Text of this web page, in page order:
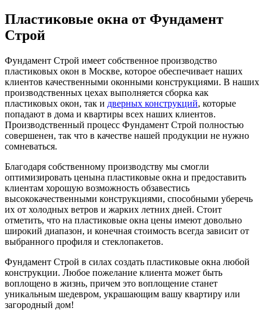
Пластиковые окна от Фундамент
Строй
Фундамент Строй имеет собственное производство
пластиковых окон в Москве, которое обеспечивает наших
клиентов качественными оконными конструкциями. В наших
производственных цехах выполняется сборка как
пластиковых окон, так и дверных конструкций, которые
попадают в дома и квартиры всех наших клиентов.
Производственный процесс Фундамент Строй полностью
совершенен, так что в качестве нашей продукции не нужно
сомневаться.
Благодаря собственному производству мы смогли
оптимизировать ценына пластиковые окна и предоставить
клиентам хорошую возможность обзавестись
высококачественными конструкциями, способными уберечь
их от холодных ветров и жарких летних дней. Стоит
отметить, что на пластиковые окна цены имеют довольно
широкий диапазон, и конечная стоимость всегда зависит от
выбранного профиля и стеклопакетов.
Фундамент Строй в силах создать пластиковые окна любой
конструкции. Любое пожелание клиента может быть
воплощено в жизнь, причем это воплощение станет
уникальным шедевром, украшающим вашу квартиру или
загородный дом!